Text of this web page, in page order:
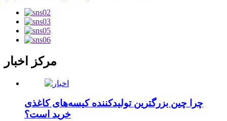
مرکز اخبار
چرا چین بزرگترین تولیدکننده کیسه‌های کاغذی
خرید است؟